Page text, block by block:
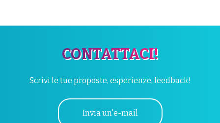
CONTATTACI!
Scrivi le tue proposte, esperienze, feedback!
Invia un'e-mail